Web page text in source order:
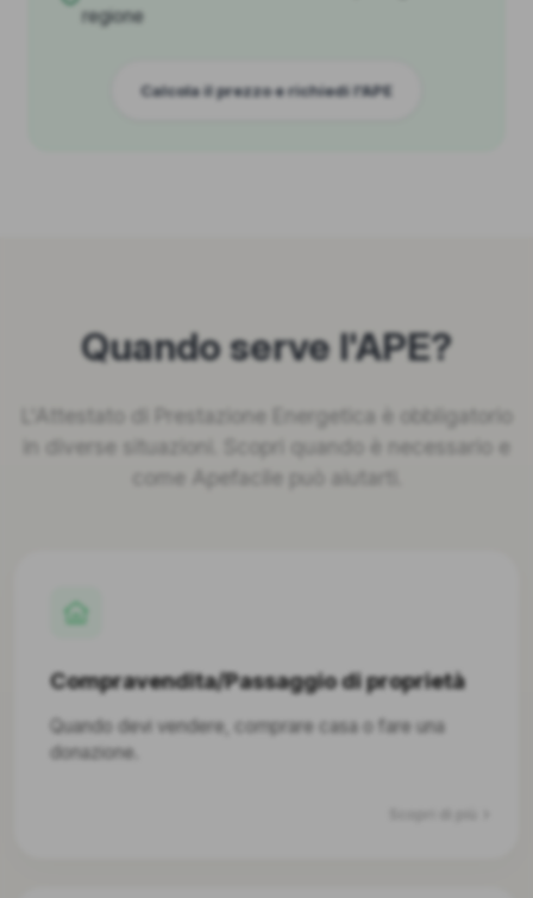
regione
Calcola il prezzo e richiedi l'APE
Quando serve l'APE?
L'Attestato di Prestazione Energetica è obbligatorio
in diverse situazioni. Scopri quando è necessario e
come Apefacile può aiutarti.
Compravendita/Passaggio di proprietà
Quando devi vendere, comprare casa o fare una
donazione.